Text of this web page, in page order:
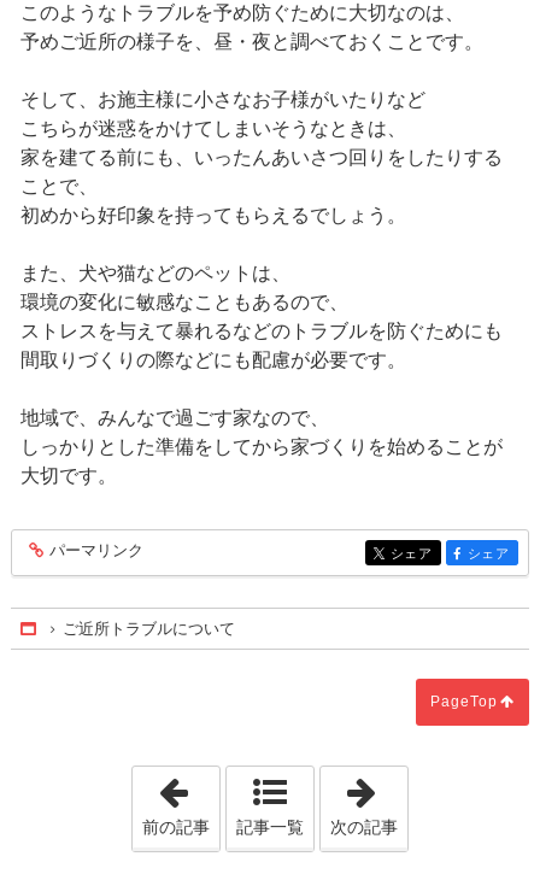
このようなトラブルを予め防ぐために大切なのは、
予めご近所の様子を、昼・夜と調べておくことです。
そして、お施主様に小さなお子様がいたりなど
こちらが迷惑をかけてしまいそうなときは、
家を建てる前にも、いったんあいさつ回りをしたりする
ことで、
初めから好印象を持ってもらえるでしょう。
また、犬や猫などのペットは、
環境の変化に敏感なこともあるので、
ストレスを与えて暴れるなどのトラブルを防ぐためにも
間取りづくりの際などにも配慮が必要です。
地域で、みんなで過ごす家なので、
しっかりとした準備をしてから家づくりを始めることが
大切です。
entry286
パーマリンク entry286
シェア entry286
シェア
Homeご近所トラブルについて
PageTop
「浮かせる収納」
前の記事 記事一覧 次の記事